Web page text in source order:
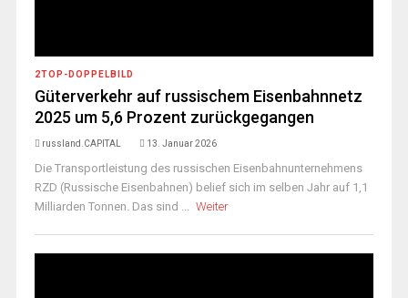
2TOP-DOPPELBILD
Güterverkehr auf russischem Eisenbahnnetz
2025 um 5,6 Prozent zurückgegangen
russland.CAPITAL 13. Januar 2026
Die Transportleistung des russischen Eisenbahnunternehmens
RZD (Russische Eisenbahnen) belief sich im selben Jahr auf 1,1
Milliarden Tonnen. Das sind ... Weiter